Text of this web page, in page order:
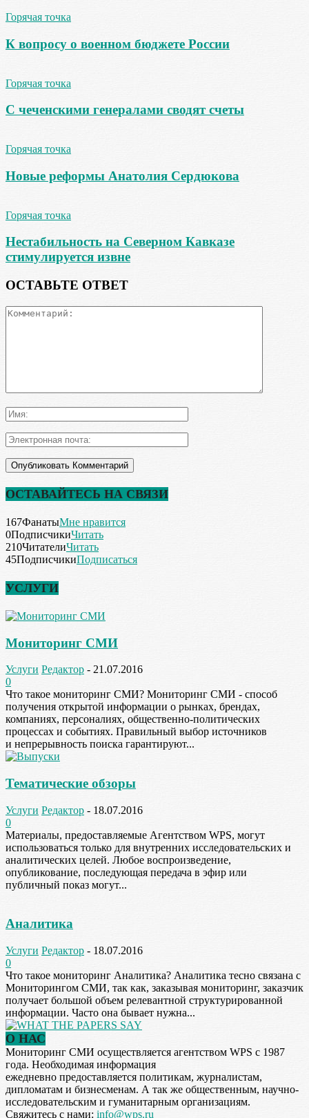
Горячая точка
К вопросу о военном бюджете России
Горячая точка
С чеченскими генералами сводят счеты
Горячая точка
Новые реформы Анатолия Сердюкова
Горячая точка
Нестабильность на Северном Кавказе
стимулируется извне
ОСТАВЬТЕ ОТВЕТ
ОСТАВАЙТЕСЬ НА СВЯЗИ
167ФанатыМне нравится
0ПодписчикиЧитать
210ЧитателиЧитать
45ПодписчикиПодписаться
УСЛУГИ
Мониторинг СМИ
Услуги Редактор - 21.07.2016
0
Что такое мониторинг СМИ? Мониторинг СМИ - способ
получения открытой информации о рынках, брендах,
компаниях, персоналиях, общественно-политических
процессах и событиях. Правильный выбор источников
и непрерывность поиска гарантируют...
Тематические обзоры
Услуги Редактор - 18.07.2016
0
Материалы, предоставляемые Агентством WPS, могут
использоваться только для внутренних исследовательских и
аналитических целей. Любое воспроизведение,
опубликование, последующая передача в эфир или
публичный показ могут...
Аналитика
Услуги Редактор - 18.07.2016
0
Что такое мониторинг Аналитика? Аналитика тесно связана с
Мониторингом СМИ, так как, заказывая мониторинг, заказчик
получает большой объем релевантной структурированной
информации. Часто она бывает нужна...
О НАС
Мониторинг СМИ осуществляется агентством WPS с 1987
года. Необходимая информация
ежедневно предоставляется политикам, журналистам,
дипломатам и бизнесменам. А так же общественным, научно-
исследовательским и гуманитарным организациям.
Свяжитесь с нами: info@wps.ru